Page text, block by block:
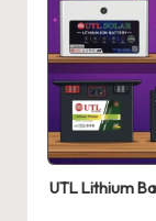
Posted
in
UTL Lithium